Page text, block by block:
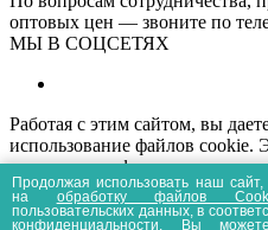
оптовых цен — звоните по
МЫ В СОЦСЕТЯХ
Работая с этим сайтом, вы
использование файлов cookie.
нормального
Информация, представленная
информационный характер и
Продолжая использовать наш
на обработку файлов
пользовательских данных, в
конфиденциальности . Вы можете